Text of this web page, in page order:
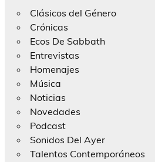
Clásicos del Género
Crónicas
Ecos De Sabbath
Entrevistas
Homenajes
Música
Noticias
Novedades
Podcast
Sonidos Del Ayer
Talentos Contemporáneos